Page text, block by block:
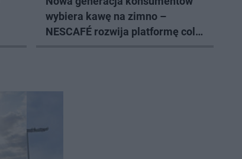
wybiera kawę na zimno –
NESCAFÉ rozwija platformę cold